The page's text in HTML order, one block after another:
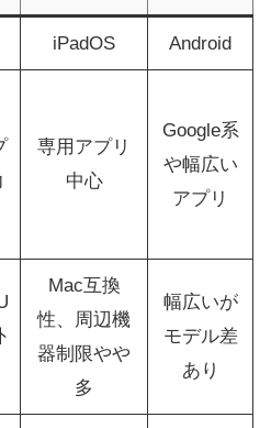
iPadOS Android
専用アプリ
中心
Google系
や幅広い
アプリ
Mac互換
性、周辺機
器制限やや
多
幅広いが
モデル差
あり